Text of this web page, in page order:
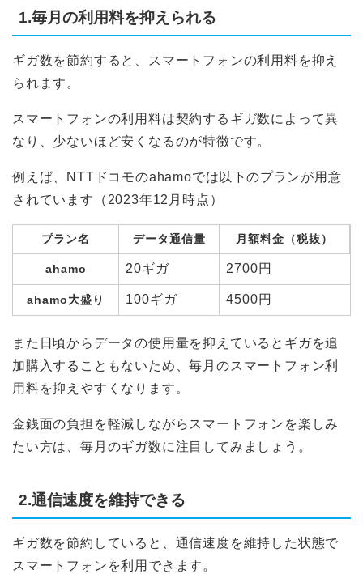
1.毎月の利用料を抑えられる
ギガ数を節約すると、スマートフォンの利用料を抑え
られます。
スマートフォンの利用料は契約するギガ数によって異
なり、少ないほど安くなるのが特徴です。
例えば、NTTドコモのahamoでは以下のプランが用意
されています（2023年12月時点）
プラン名 データ通信量 月額料金（税抜）
ahamo 20ギガ 2700円
ahamo大盛り 100ギガ 4500円
また日頃からデータの使用量を抑えているとギガを追
加購入することもないため、毎月のスマートフォン利
用料を抑えやすくなります。
金銭面の負担を軽減しながらスマートフォンを楽しみ
たい方は、毎月のギガ数に注目してみましょう。
2.通信速度を維持できる
ギガ数を節約していると、通信速度を維持した状態で
スマートフォンを利用できます。